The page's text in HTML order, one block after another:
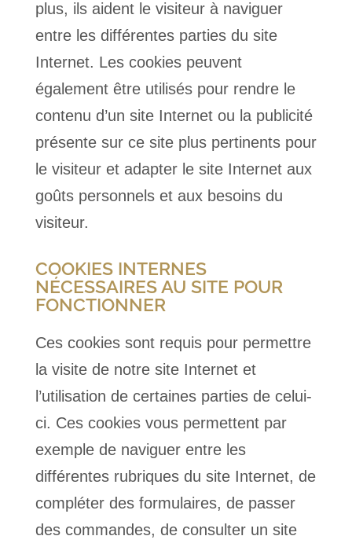
plus, ils aident le visiteur à naviguer
entre les différentes parties du site
Internet. Les cookies peuvent
également être utilisés pour rendre le
contenu d’un site Internet ou la publicité
présente sur ce site plus pertinents pour
le visiteur et adapter le site Internet aux
goûts personnels et aux besoins du
visiteur.
COOKIES INTERNES
NÉCESSAIRES AU SITE POUR
FONCTIONNER
Ces cookies sont requis pour permettre
la visite de notre site Internet et
l’utilisation de certaines parties de celui-
ci. Ces cookies vous permettent par
exemple de naviguer entre les
différentes rubriques du site Internet, de
compléter des formulaires, de passer
des commandes, de consulter un site